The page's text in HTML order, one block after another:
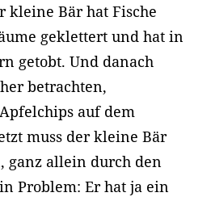
kleine Bär hat Fische
geklettert und hat in
getobt. Und danach
betrachten,
auf dem
muss der kleine Bär
ganz allein durch den
Problem: Er hat ja ein